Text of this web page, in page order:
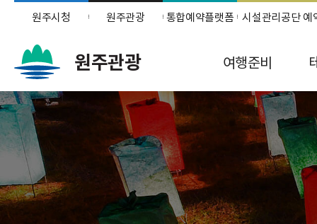
원주시청 원주관광 통합예약플랫폼 시설관리공단 예
원주관광 여행준비